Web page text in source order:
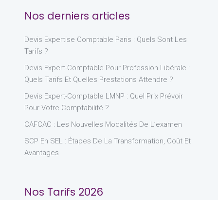
Nos derniers articles
Devis Expertise Comptable Paris : Quels Sont Les
Tarifs ?
Devis Expert-Comptable Pour Profession Libérale :
Quels Tarifs Et Quelles Prestations Attendre ?
Devis Expert-Comptable LMNP : Quel Prix Prévoir
Pour Votre Comptabilité ?
CAFCAC : Les Nouvelles Modalités De L’examen
SCP En SEL : Étapes De La Transformation, Coût Et
Avantages
Nos Tarifs 2026